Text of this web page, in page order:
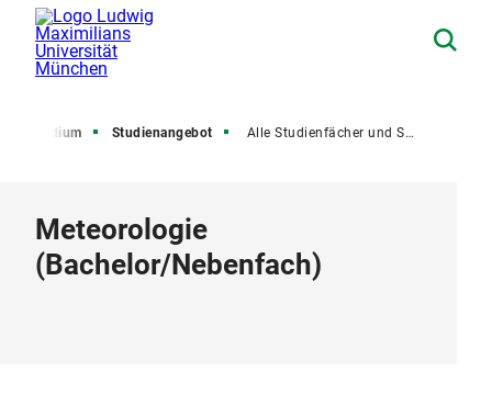
Studium Studienangebot Alle Studienfächer und Studiengänge
Meteorologie
(Bachelor/Nebenfach)